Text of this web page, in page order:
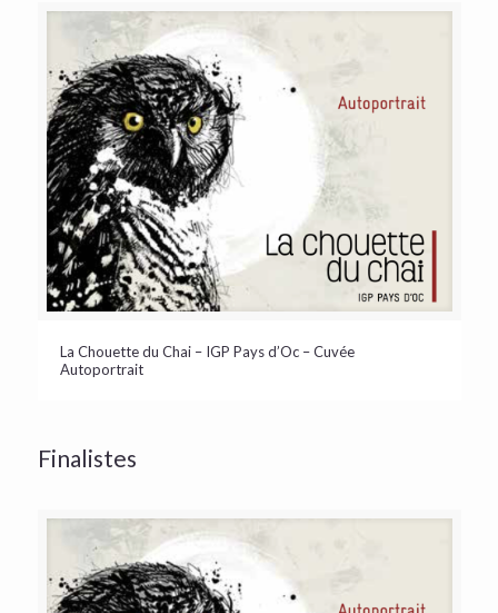
La Chouette du Chai – IGP Pays d’Oc – Cuvée
Autoportrait
Finalistes